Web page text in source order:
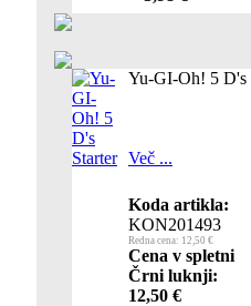
Yu-GI-Oh! 5 D's
Več ...
Koda artikla:
KON201493
Redna cena: 12,50 €
Cena v spletni
Črni luknji:
12,50 €